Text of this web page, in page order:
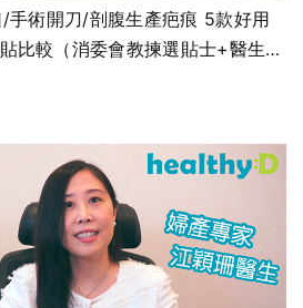
手術開刀/剖腹生產疤痕 5款好用
比較（消委會教揀選貼士+醫生拆